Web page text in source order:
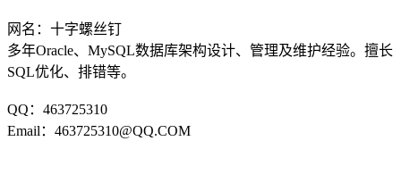
网名：十字螺丝钉
多年Oracle、MySQL数据库架构设计、管理及维护经验。擅长
SQL优化、排错等。
QQ：463725310
Email：463725310@QQ.COM